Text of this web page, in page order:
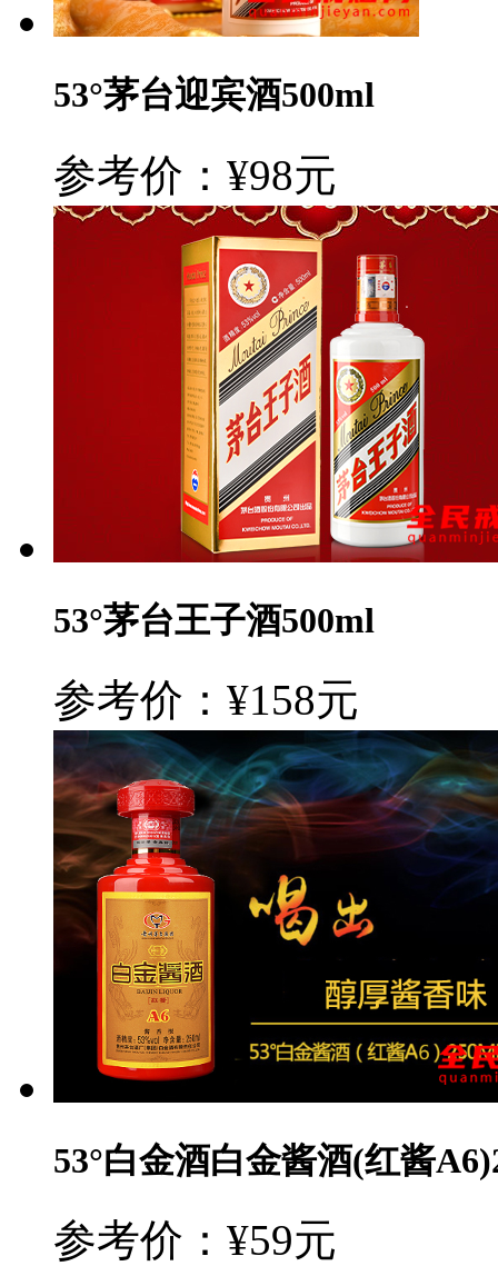
53°茅台迎宾酒500ml
参考价：¥98元
53°茅台王子酒500ml
参考价：¥158元
53°白金酒白金酱酒(红酱
参考价：¥59元